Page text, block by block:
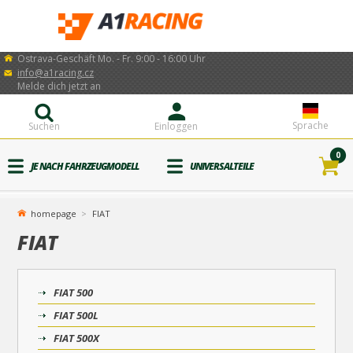
Ostrava-Geschäft Mo. - Fr. 9:00 - 16:00 Uhr
info@a1racing.cz
Sprache
Einloggen
Melde dich jetzt an
Suchen
JE NACH FAHRZEUGMODELL UNIVERSALTEILE
0
homepage FIAT
FIAT
FIAT 500
FIAT 500L
FIAT 500X